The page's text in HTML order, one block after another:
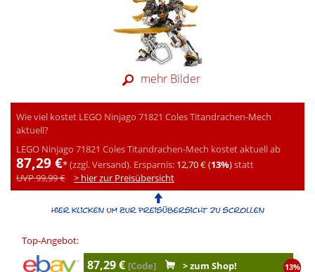
mehr Bilder
Wie viel kostet LEGO Ninjago 71821 Coles Titandrachen-Mech
aktuell?
LEGO Ninjago 71821 Coles Titandrachen-Mech kostet aktuell ab
87,29 €*(zzgl. Versand). Ersparnis: 12,70 € (13%)statt
UVP 99,99 €
> hier zur Preisübersicht
Top-Angebot:
87,29 € [Code] 13%
> zum Shop!